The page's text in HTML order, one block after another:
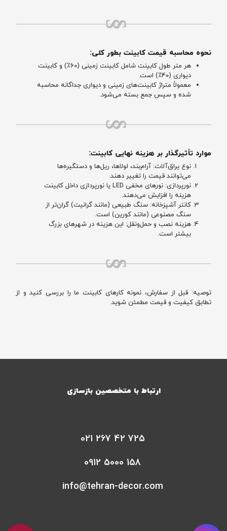
نحوه محاسبه قیمت کابینت بطور کلی:
هر متر طول کابینت شامل کابینت زمینی (۶۰٪) و کابینت
دیواری (۴۰٪) است.
معمولاً متراژ کابینت‌های زمینی و دیواری جداگانه محاسبه
شده و سپس جمع بسته می‌شود.
موارد تأثیرگذار بر هزینه نهایی کابینت:
نوع یراق‌آلات: آرام‌بند، لولاها، ریل‌ها و دستگیره‌ها
می‌توانند قیمت را تغییر دهند.
نورپردازی: نورهای مخفی LED یا نورپردازی داخل کابینت
هزینه را افزایش می‌دهند.
کانتر آشپزخانه: سنگ طبیعی (مانند گرانیت) گران‌تر از
سنگ مصنوعی (مانند کورین) است.
هزینه نصب و حمل‌ونقل: این هزینه در شهرهای بزرگ
بیشتر است.
توصیه: قبل از سفارش، نمونه کارهای کابینت ما را بررسی کنید و از
تطابق کیفیت و قیمت مطمئن شوید.
ارتباط با متخصصین بازسازی
021 267 42 725
0912 5000 158
info@tehran-decor.com